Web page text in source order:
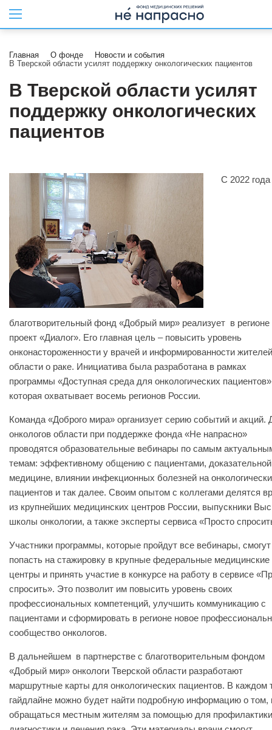
Главная О фонде
Новости и события
В Тверской области усилят поддержку онкологических пациентов
В Тверской области усилят
поддержку онкологических
пациентов
С 2022 года
благотворительный фонд «Добрый мир» реализует в регионе
проект «Диалог». Его главная цель – повысить уровень
онконастороженности у врачей и информированности жителей
области о раке. Инициатива была разработана в рамках
программы «Доступная среда для онкологических
которая охватывает восемь регионов России.
Команда «Доброго мира» организует серию событий и акций.
онкологов области при поддержке фонда «Не напрасно»
проводятся образовательные вебинары по самым
темам: эффективному общению с пациентами, доказательной
медицине, влиянии инфекционных болезней на
пациентов и так далее. Своим опытом с коллегами делятся
из крупнейших медицинских центров России, выпускники
школы онкологии, а также эксперты сервиса «Просто
Участники программы, которые пройдут все вебинары, смогут
попасть на стажировку в крупные федеральные медицинские
центры и принять участие в конкурсе на работу в сервисе
спросить». Это позволит им повысить уровень своих
профессиональных компетенций, улучшить коммуникацию с
пациентами и сформировать в регионе новое
сообщество онкологов.
В дальнейшем в партнерстве с благотворительным фондом
«Добрый мир» онкологи Тверской области разработают
маршрутные карты для онкологических пациентов. В каждом
гайдлайне можно будет найти подробную информацию о том,
обращаться местным жителям за помощью для